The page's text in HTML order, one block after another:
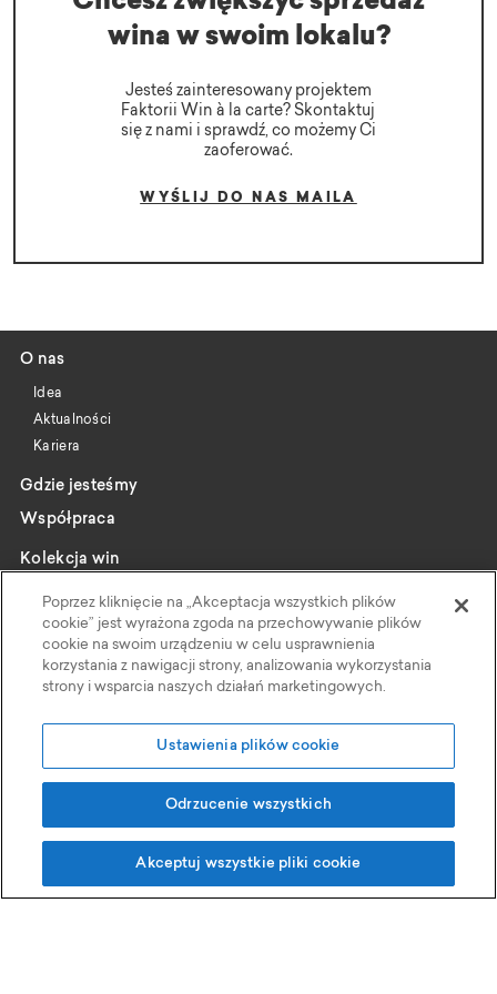
wina w swoim lokalu?
Jesteś zainteresowany projektem
Faktorii Win à la carte? Skontaktuj
się z nami i sprawdź, co możemy Ci
zaoferować.
WYŚLIJ DO NAS MAILA
O nas
Idea
Aktualności
Kariera
Gdzie jesteśmy
Współpraca
Kolekcja win
Katalog
Wybrani producenci
Wine pairing
Kontakt
Polityka Prywatności
Grupa Eurocash, ul Wiśniowa 11, 62-052 Komorniki
Projekt i realizacja:
© 2026 Wszelkie prawa zastrzeżone przez Faktoria Win à la Carte
Poprzez kliknięcie na „Akceptacja wszystkich plików
cookie” jest wyrażona zgoda na przechowywanie plików
cookie na swoim urządzeniu w celu usprawnienia
korzystania z nawigacji strony, analizowania wykorzystania
strony i wsparcia naszych działań marketingowych.
Ustawienia plików cookie
Odrzucenie wszystkich
Akceptuj wszystkie pliki cookie